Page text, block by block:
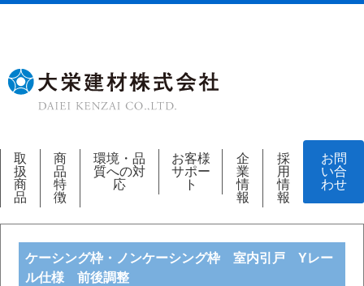
取
扱
商
品
商
品
特
徴
環境・品
質への対
応
お客様
サポー
ト
企
業
情
報
採
用
情
報
お問
い合
わせ
ケーシング枠・ノンケーシング枠 室内引戸 Yレー
ル仕様 前後調整